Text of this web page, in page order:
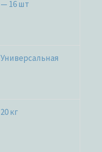
— 16 шт
Универсальная
20 кг